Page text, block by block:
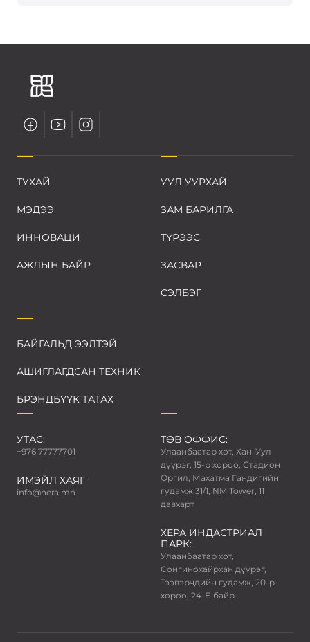
ТУХАЙ
МЭДЭЭ
ИННОВАЦИ
АЖЛЫН БАЙР
УУЛ УУРХАЙ
ЗАМ БАРИЛГА
ТҮРЭЭС
ЗАСВАР
СЭЛБЭГ
БАЙГАЛЬД ЭЭЛТЭЙ
АШИГЛАГДСАН ТЕХНИК
БРЭНДБҮҮК ТАТАХ
УТАС:
+976 77777701
ИМЭЙЛ ХАЯГ
info@hera.mn
ТӨВ ОФФИС:
Улаанбаатар хот, Хан-Уул
дүүрэг, 15-р хороо, Стадион
Оргил, Махатма Гандигийн
гудамж 31/1, NM Tower, 11
давхарт
ХЕРА ИНДАСТРИАЛ
ПАРК:
Улаанбаатар хот,
Сонгинохайрхан дүүрэг,
Тээвэрчдийн гудамж, 20-р
хороо, 24-Б байр